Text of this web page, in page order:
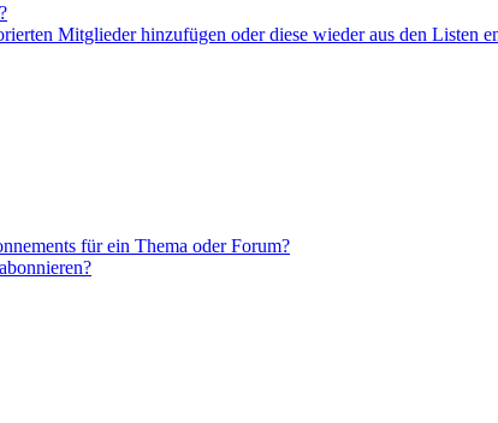
Mitglieder hinzufügen oder diese wieder aus den Listen
für ein Thema oder Forum?